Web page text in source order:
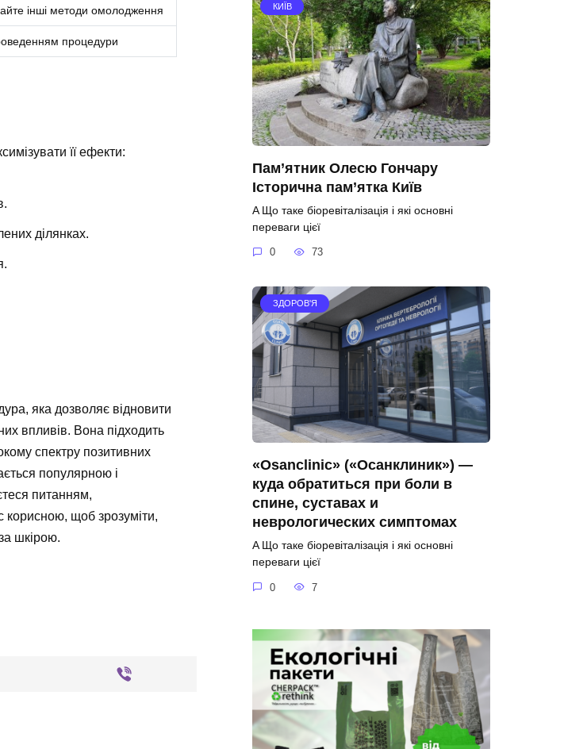
інші методи омолодження
процедури
її ефекти:
ділянках.
яка дозволяє відновити
впливів. Вона підходить
спектру позитивних
популярною і
питанням,
корисною, щоб зрозуміти,
шкірою.
КИЇВ
Пам’ятник Олесю Гончару
Історична пам’ятка Київ
A Що таке біоревіталізація і які основні
переваги цієї
0 73
ЗДОРОВ'Я
«Osanclinic» («Осанклиник») —
куда обратиться при боли в
спине, суставах и
неврологических симптомах
A Що таке біоревіталізація і які основні
переваги цієї
0 7